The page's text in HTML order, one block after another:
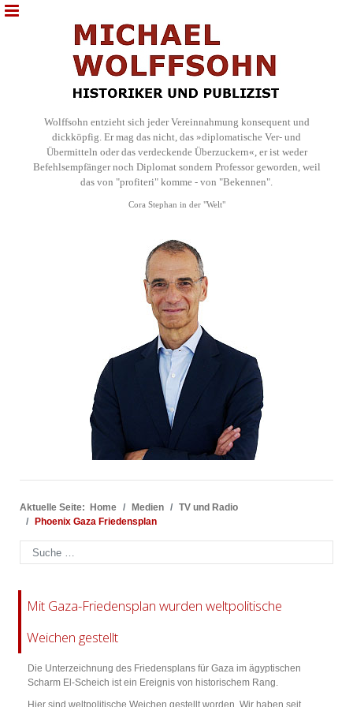
Wolffsohn entzieht sich jeder Vereinnahmung konsequent und
dickköpfig. Er mag das nicht, das »diplomatische Ver- und
Übermitteln oder das verdeckende Überzuckern«, er ist weder
Befehlsempfänger noch Diplomat sondern Professor geworden, weil
das von "profiteri" komme - von "Bekennen".
Cora Stephan in der "Welt"
Aktuelle Seite: Home Medien
TV und Radio
Phoenix Gaza Friedensplan
Suchen
Mit Gaza-Friedensplan wurden weltpolitische
Weichen gestellt
Die Unterzeichnung des Friedensplans für Gaza im ägyptischen
Scharm El-Scheich ist ein Ereignis von historischem Rang.